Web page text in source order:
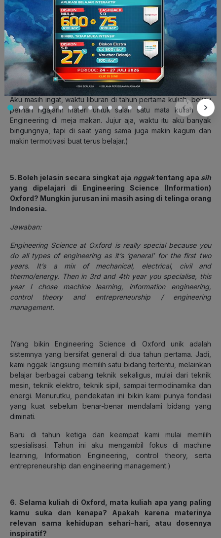
untuk menciptakan solusi yang benar-benar bisa membantu
kehidupan banyak orang.
Selain itu, aku juga banyak terinspirasi dari ayahku. Sejak
kecil aku melihat beliau berkarier sebagaiengineer
, baik di
dunia akademik maupun industri. Meskipun bidang teknik
yang kami tekuni berbeda, ternyata masih banyak konsep
yang saling berkaitan.
Aku masih ingat, waktu liburan di tahun pertama kuliah, beliau
pernah ngajarin materi untuk salah satu mata kuliahCivil
Engineering di meja makan. Jujur aja, waktu itu aku banyak
bingungnya, tapi di saat yang sama juga makin kagum dan
makin termotivasi buat terus belajar.)
5. Boleh jelasin secara singkat aja nggaktentang apa sih
yang dipelajari di Engineering Science (Information)
Oxford? Mungkin jurusan ini masih asing di telinga orang
Indonesia.
Jawaban:
Engineering Science at Oxford is really special because you
do all types of engineering as it’s ‘general’ for the first two
years. It’s a mix of mechanical, electrical, civil and
thermo/energy. Then in 3rd and 4th year you specialise, this
year I chose machine learning, information engineering,
control theory and entrepreneurship / engineering
management.
(Yang bikin Engineering Science di Oxford unik adalah
sistemnya yang bersifat general di dua tahun pertama. Jadi,
kami nggak langsung memilih satu bidang tertentu, melainkan
belajar berbagai cabang teknik sekaligus, mulai dari teknik
mesin, teknik elektro, teknik sipil, sampai termodinamika dan
energi. Menurutku, pendekatan ini bikin kami punya fondasi
yang kuat sebelum benar-benar mendalami bidang yang
diminati.
Baru di tahun ketiga dan keempat kami mulai memilih
spesialisasi. Tahun ini aku mengambil fokus di machine
learning
Information Engineering control theory, serta
entrepreneurship dan engineering management.)
6. Selama kuliah di Oxford, mata kuliah apa yang paling
kamu suka dan kenapa? Apakah karena materinya
relevan sama kehidupan sehari-hari, atau dosennya
inspiratif?